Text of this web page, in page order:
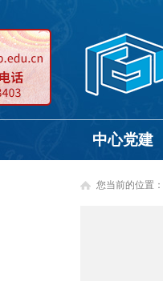
中心党建
您当前的位置：